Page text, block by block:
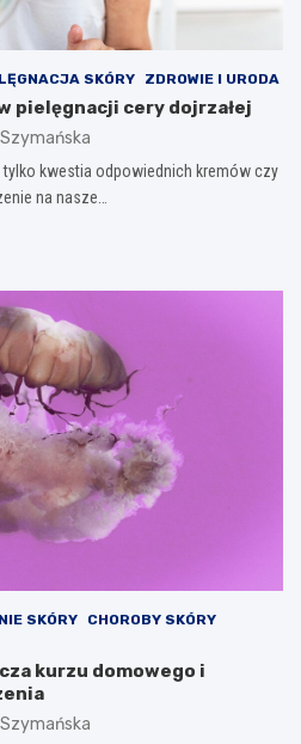
SKÓRY ZDROWIE I URODA
pielęgnacji cery dojrzałej
tylko kwestia odpowiednich kremów czy
na nasze…
SKÓRY
CHOROBY SKÓRY
kurzu domowego i